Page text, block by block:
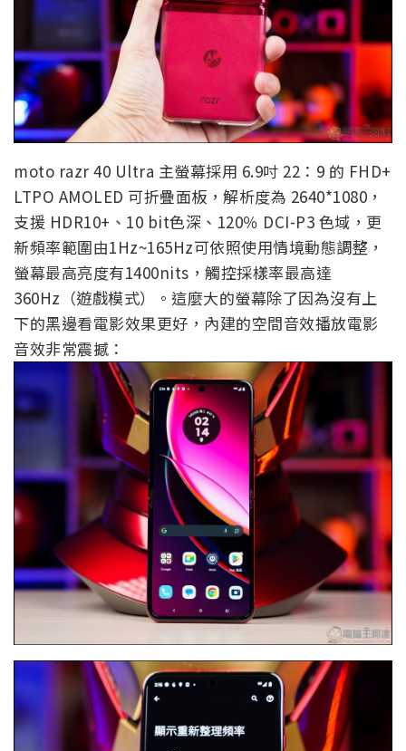
moto razr 40 Ultra 主螢幕採用 6.9吋 22：9 的 FHD+
LTPO AMOLED 可折疊面板，解析度為 2640*1080，
支援 HDR10+、10 bit色深、120％ DCI-P3 色域，更
新頻率範圍由1Hz~165Hz可依照使用情境動態調整，
螢幕最高亮度有1400nits，觸控採樣率最高達
360Hz（遊戲模式）。這麼大的螢幕除了因為沒有上
下的黑邊看電影效果更好，內建的空間音效播放電影
音效非常震撼：